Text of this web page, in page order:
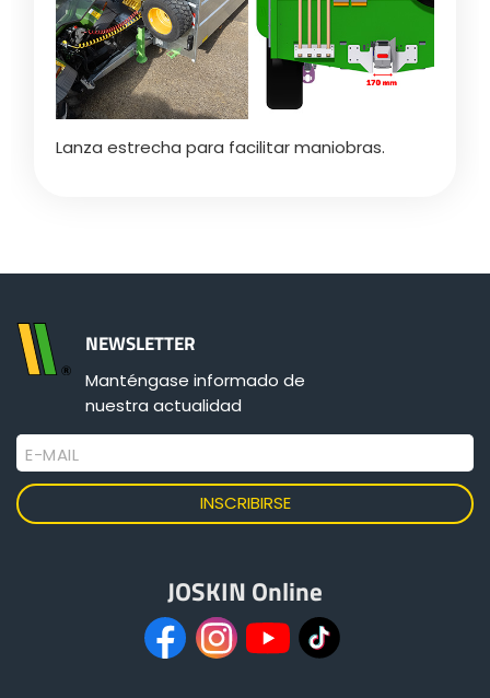
Lanza estrecha para facilitar maniobras.
NEWSLETTER
Manténgase informado de
nuestra actualidad
E-MAIL
JOSKIN Online